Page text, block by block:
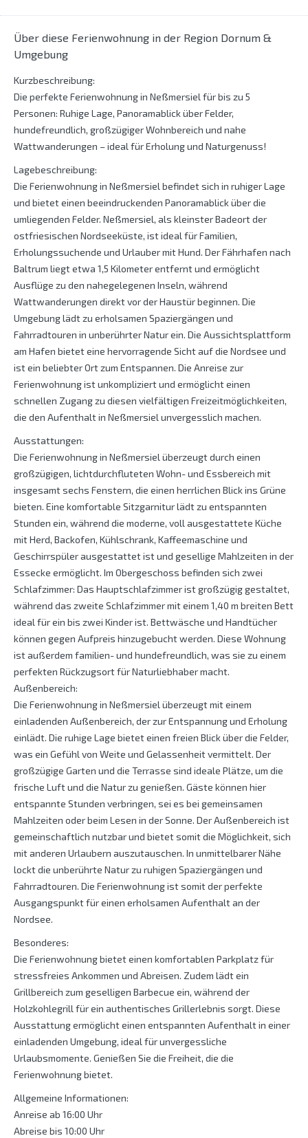
Über diese Ferienwohnung in der Region Dornum &
Umgebung
Kurzbeschreibung:
Die perfekte Ferienwohnung in Neßmersiel für bis zu 5
Personen: Ruhige Lage, Panoramablick über Felder,
hundefreundlich, großzügiger Wohnbereich und nahe
Wattwanderungen – ideal für Erholung und Naturgenuss!
Lagebeschreibung:
Die Ferienwohnung in Neßmersiel befindet sich in ruhiger Lage
und bietet einen beeindruckenden Panoramablick über die
umliegenden Felder. Neßmersiel, als kleinster Badeort der
ostfriesischen Nordseeküste, ist ideal für Familien,
Erholungssuchende und Urlauber mit Hund. Der Fährhafen nach
Baltrum liegt etwa 1,5 Kilometer entfernt und ermöglicht
Ausflüge zu den nahegelegenen Inseln, während
Wattwanderungen direkt vor der Haustür beginnen. Die
Umgebung lädt zu erholsamen Spaziergängen und
Fahrradtouren in unberührter Natur ein. Die Aussichtsplattform
am Hafen bietet eine hervorragende Sicht auf die Nordsee und
ist ein beliebter Ort zum Entspannen. Die Anreise zur
Ferienwohnung ist unkompliziert und ermöglicht einen
schnellen Zugang zu diesen vielfältigen Freizeitmöglichkeiten,
die den Aufenthalt in Neßmersiel unvergesslich machen.
Ausstattungen:
Die Ferienwohnung in Neßmersiel überzeugt durch einen
großzügigen, lichtdurchfluteten Wohn- und Essbereich mit
insgesamt sechs Fenstern, die einen herrlichen Blick ins Grüne
bieten. Eine komfortable Sitzgarnitur lädt zu entspannten
Stunden ein, während die moderne, voll ausgestattete Küche
mit Herd, Backofen, Kühlschrank, Kaffeemaschine und
Geschirrspüler ausgestattet ist und gesellige Mahlzeiten in der
Essecke ermöglicht. Im Obergeschoss befinden sich zwei
Schlafzimmer: Das Hauptschlafzimmer ist großzügig gestaltet,
während das zweite Schlafzimmer mit einem 1,40 m breiten Bett
ideal für ein bis zwei Kinder ist. Bettwäsche und Handtücher
können gegen Aufpreis hinzugebucht werden. Diese Wohnung
ist außerdem familien- und hundefreundlich, was sie zu einem
perfekten Rückzugsort für Naturliebhaber macht.
Außenbereich:
Die Ferienwohnung in Neßmersiel überzeugt mit einem
einladenden Außenbereich, der zur Entspannung und Erholung
einlädt. Die ruhige Lage bietet einen freien Blick über die Felder,
was ein Gefühl von Weite und Gelassenheit vermittelt. Der
großzügige Garten und die Terrasse sind ideale Plätze, um die
frische Luft und die Natur zu genießen. Gäste können hier
entspannte Stunden verbringen, sei es bei gemeinsamen
Mahlzeiten oder beim Lesen in der Sonne. Der Außenbereich ist
gemeinschaftlich nutzbar und bietet somit die Möglichkeit, sich
mit anderen Urlaubern auszutauschen. In unmittelbarer Nähe
lockt die unberührte Natur zu ruhigen Spaziergängen und
Fahrradtouren. Die Ferienwohnung ist somit der perfekte
Ausgangspunkt für einen erholsamen Aufenthalt an der
Nordsee.
Besonderes:
Die Ferienwohnung bietet einen komfortablen Parkplatz für
stressfreies Ankommen und Abreisen. Zudem lädt ein
Grillbereich zum geselligen Barbecue ein, während der
Holzkohlegrill für ein authentisches Grillerlebnis sorgt. Diese
Ausstattung ermöglicht einen entspannten Aufenthalt in einer
einladenden Umgebung, ideal für unvergessliche
Urlaubsmomente. Genießen Sie die Freiheit, die die
Ferienwohnung bietet.
Allgemeine Informationen:
Anreise ab 16:00 Uhr
Abreise bis 10:00 Uhr